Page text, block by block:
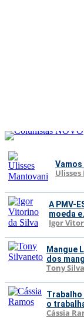
A PMV-
moeda
Igor
Mangue
dos
Tony
Trabalho
o
Cássia